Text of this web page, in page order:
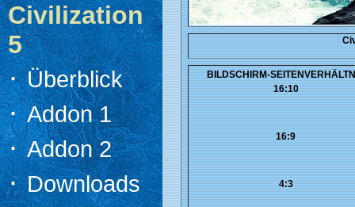
Civilization
5
·Überblick
·Addon 1
·Addon 2
·Downloads
BILDSCHIRM-
16:10
16:9
4:3